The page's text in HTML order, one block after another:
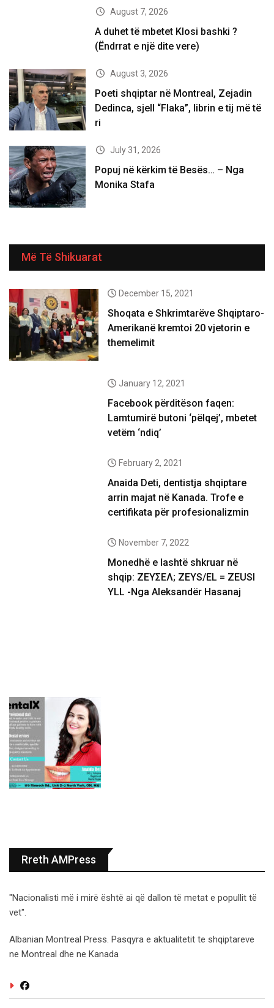
August 7, 2026
A duhet të mbetet Klosi bashki ?
(Ëndrrat e një dite vere)
August 3, 2026
Poeti shqiptar në Montreal, Zejadin
Dedinca, sjell “Flaka”, librin e tij më të
ri
July 31, 2026
Popuj në kërkim të Besës… – Nga
Monika Stafa
Më Të Shikuarat
December 15, 2021
Shoqata e Shkrimtarëve Shqiptaro-
Amerikanë kremtoi 20 vjetorin e
themelimit
January 12, 2021
Facebook përditëson faqen:
Lamtumirë butoni ‘pëlqej’, mbetet
vetëm ‘ndiq’
February 2, 2021
Anaida Deti, dentistja shqiptare
arrin majat në Kanada. Trofe e
certifikata për profesionalizmin
November 7, 2022
Monedhë e lashtë shkruar në
shqip: ΖΕΥΣΕΛ; ZEYS/EL = ZEUSI
YLL -Nga Aleksandër Hasanaj
Rreth AMPress
"Nacionalisti më i mirë është ai që dallon të metat e popullit të
vet".
Albanian Montreal Press. Pasqyra e aktualitetit te shqiptareve
ne Montreal dhe ne Kanada